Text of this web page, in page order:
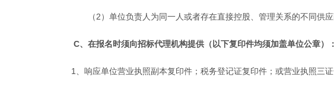
（2）单位负责人为同一人或者存在直接控股、管理关系的不同供
C、在报名时须向招标代理机构提供（以下复印件均须加盖单位公章） ：
1 、响应单位营业执照副本复印件；税务登记证复印件；或营业执照三